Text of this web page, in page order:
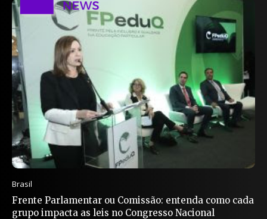
Brasil
Frente Parlamentar ou Comissão: entenda como cada
grupo impacta as leis no Congresso Nacional